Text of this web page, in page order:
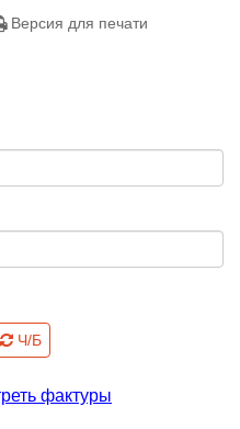
Версия для печати
Ч/Б
фактуры